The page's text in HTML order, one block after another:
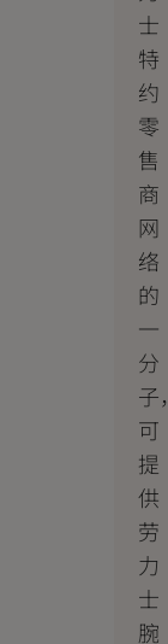
士
特
约
零
售
商
网
络
的
一
分
子，
可
提
供
劳
力
士
腕